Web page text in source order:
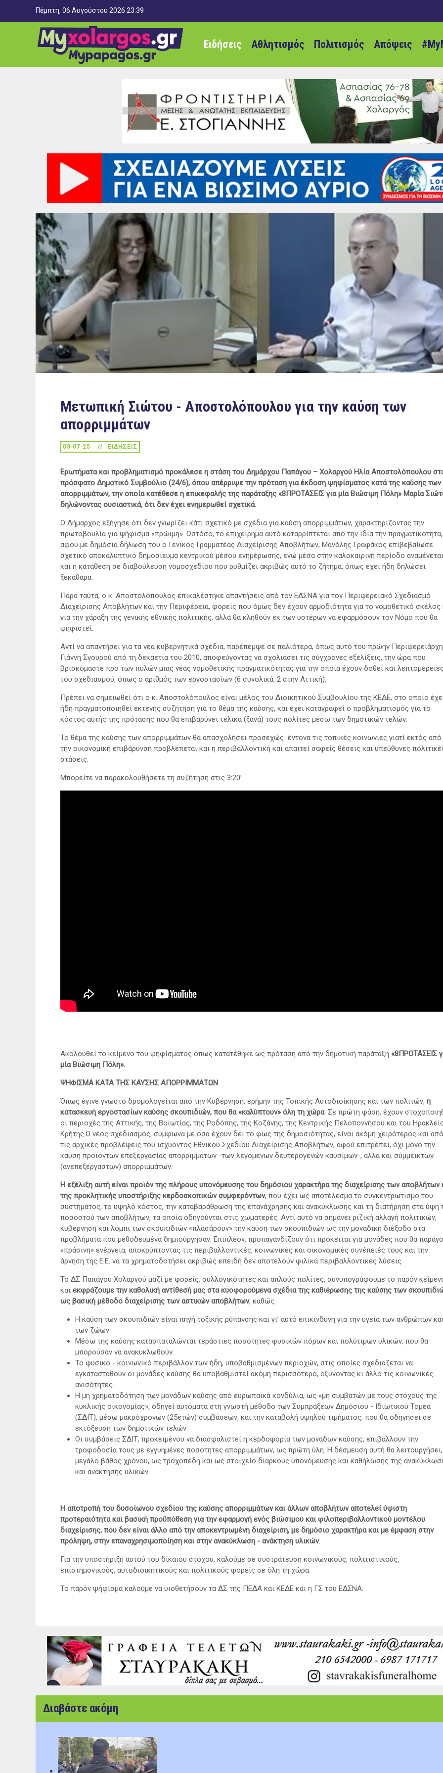
Πέμπτη, 06 Αυγούστου 2026 23:39
Ειδήσεις Αθλητισμός Πολιτισμός Απόψεις
Μετωπική Σιώτου - Αποστολόπουλου για την καύση των
απορριμμάτων
03-07-25 ΕΙΔΉΣΕΙΣ
Ερωτήματα και προβληματισμό προκάλεσε η στάση του Δημάρχου Παπάγου – Χολαργού Ηλία Αποστολόπουλου
πρόσφατο Δημοτικό Συμβούλιο (24/6), όπου απέρριψε την πρόταση για έκδοση ψηφίσματος κατά της καύσης των
απορριμμάτων, την οποία κατέθεσε η επικεφαλής της παράταξης «8ΠΡΟΤΑΣΕΙΣ για μία Βιώσιμη Πόλη» Μαρία
δηλώνοντας ουσιαστικά, ότι δεν έχει ενημερωθεί σχετικά.
Ο Δήμαρχος εξήγησε ότι δεν γνωρίζει κάτι σχετικό με σχέδια για καύση απορριμμάτων, χαρακτηρίζοντας την
πρωτοβουλία για ψήφισμα «πρώιμη». Ωστόσο, το επιχείρημα αυτό καταρρίπτεται από την ίδια την πραγματικότητα,
αφού με δημόσια δήλωση του ο Γενικός Γραμματέας Διαχείρισης Αποβλήτων, Μανόλης Γραφάκος επιβεβαίωσε
σχετικό αποκαλυπτικό δημοσίευμα κεντρικού μέσου ενημέρωσης, ενώ μέσα στην καλοκαιρινή περίοδο αναμένεται
και η κατάθεση σε διαβούλευση νομοσχεδίου που ρυθμίζει ακριβώς αυτό το ζήτημα, όπως έχει ήδη δηλώσει
ξεκάθαρα.
Παρά ταύτα, ο κ. Αποστολόπουλος επικαλέστηκε απαντήσεις από τον ΕΔΣΝΑ για τον Περιφερειακό Σχεδιασμό
Διαχείρισης Αποβλήτων και την Περιφέρεια, φορείς που όμως δεν έχουν αρμοδιότητα για το νομοθετικό σκέλος
για την χάραξη της γενικής εθνικής πολιτικής, αλλά θα κληθούν εκ των υστέρων να εφαρμόσουν τον Νόμο που θα
ψηφιστεί.
Αντί να απαντήσει για τα νέα κυβερνητικά σχέδια, παρέπεμψε σε παλιότερα, όπως αυτό του πρώην Περιφερειάρχη
Γιάννη Σγουρού από τη δεκαετία του 2010, αποφεύγοντας να σχολιάσει τις σύγχρονες εξελίξεις, την ώρα που
βρισκόμαστε προ των πυλών μιας νέας νομοθετικής πραγματικότητας για την οποία έχουν δοθεί και
του σχεδιασμού, όπως ο αριθμός των εργοστασίων (6 συνολικά, 2 στην Αττική).
Πρέπει να σημειωθεί ότι ο κ. Αποστολόπουλος είναι μέλος του Διοικητικού Συμβουλίου της ΚΕΔΕ, στο οποίο
ήδη πραγματοποιηθεί εκτενής συζήτηση για το θέμα της καύσης, και έχει καταγραφεί ο προβληματισμός για το
κόστος αυτής της πρότασης που θα επιβαρύνει τελικά (ξανά) τους πολίτες μέσω των δημοτικών τελών.
Το θέμα της καύσης των απορριμμάτων θα απασχολήσει προσεχώς έντονα τις τοπικές κοινωνίες γιατί εκτός από
την οικονομική επιβάρυνση προβλέπεται και η περιβαλλοντική και απαιτεί σαφείς θέσεις και υπεύθυνες
στάσεις.
Μπορείτε να παρακολουθήσετε τη συζήτηση στις 3:20’
.
Ακολουθεί το κείμενο του ψηφίσματος όπως κατατέθηκε ως πρόταση από την δημοτική παράταξη «8ΠΡΟΤΑΣΕΙΣ
μία Βιώσιμη Πόλη».
ΨΗΦΙΣΜΑ ΚΑΤΑ ΤΗΣ ΚΑΥΣΗΣ ΑΠΟΡΡΙΜΜΑΤΩΝ
Όπως έγινε γνωστό δρομολογείται από την Κυβέρνηση, ερήμην της Τοπικής Αυτοδιοίκησης και των πολιτών, η
κατασκευή εργοστασίων καύσης σκουπιδιών, που θα «καλύπτουν» όλη τη χώρα. Σε πρώτη φάση, έχουν
οι περιοχές της Αττικής, της Βοιωτίας, της Ροδόπης, της Κοζάνης, της Κεντρικής Πελοποννήσου και του
Κρήτης.Ο νέος σχεδιασμός, σύμφωνα με όσα έχουν δει το φως της δημοσιότητας, είναι ακόμη χειρότερος και από
τις αρχικές προβλέψεις του ισχύοντος Εθνικού Σχεδίου Διαχείρισης Αποβλήτων, αφού επιτρέπει, όχι μόνο την
καύση προϊόντων επεξεργασίας απορριμμάτων -των λεγόμενων δευτερογενών καυσίμων-, αλλά και σύμμεικτων
(ανεπεξέργαστων) απορριμμάτων.
Η εξέλιξη αυτή είναι προϊόν της πλήρους υπονόμευσης του δημόσιου χαρακτήρα της διαχείρισης των αποβλήτων
της προκλητικής υποστήριξης κερδοσκοπικών συμφερόντων, που έχει ως αποτέλεσμα το συγκεντρωτισμό του
συστήματος, το υψηλό κόστος, την καταβαράθρωση της επανάχρησης και ανακύκλωσης και τη διατήρηση στα ύψη
ποσοστού των αποβλήτων, τα οποία οδηγούνται στις χωματερές. Αντί αυτό να σημάνει ριζική αλλαγή πολιτικών,
κυβέρνηση και λόμπι των σκουπιδιών «πλασάρουν» την καύση των σκουπιδιών ως την μοναδική διέξοδο στα
προβλήματα που μεθοδευμένα δημιούργησαν. Επιπλέον, προπαγανδίζουν ότι πρόκειται για μονάδες που θα
«πράσινη» ενέργεια, αποκρύπτοντας τις περιβαλλοντικές, κοινωνικές και οικονομικές συνέπειές τους και την
άρνηση της Ε.Ε. να τα χρηματοδοτήσει ακριβώς επειδή δεν αποτελούν φιλικά περιβαλλοντικές λύσεις.
Το ΔΣ Παπάγου Χολαργού μαζί με φορείς, συλλογικότητες και απλούς πολίτες, συνυπογράφουμε το παρόν
και εκφράζουμε την καθολική αντίθεσή μας στα κυοφορούμενα σχέδια της καθιέρωσης της καύσης των
ως βασική μέθοδο διαχείρισης των αστικών αποβλήτων, καθώς:
Η καύση των σκουπιδιών είναι πηγή τοξικής ρύπανσης και γι’ αυτό επικίνδυνη για την υγεία των ανθρώπων
των ζώων.
Μέσω της καύσης κατασπαταλώνται τεράστιες ποσότητες φυσικών πόρων και πολύτιμων υλικών, που θα
μπορούσαν να ανακυκλωθούν.
Το φυσικό - κοινωνικό περιβάλλον των ήδη, υποβαθμισμένων περιοχών, στις οποίες σχεδιάζεται να
εγκατασταθούν οι μονάδες καύσης θα υποβαθμιστεί ακόμη περισσότερο, οξύνοντας κι άλλο τις κοινωνικές
ανισότητες.
Η μη χρηματοδότηση των μονάδων καύσης από ευρωπαϊκά κονδύλια, ως «μη συμβατών με τους στόχους της
κυκλικής οικονομίας», οδηγεί αυτόματα στη γνωστή μέθοδο των Συμπράξεων Δημόσιου - Ιδιωτικού Τομέα
(ΣΔΙΤ), μέσω μακρόχρονων (25ετών) συμβάσεων, και την καταβολή υψηλού τιμήματος, που θα οδηγήσει σε
εκτόξευση των δημοτικών τελών.
Οι συμβάσεις ΣΔΙΤ, προκειμένου να διασφαλιστεί η κερδοφορία των μονάδων καύσης, επιβάλλουν την
τροφοδοσία τους με εγγυημένες ποσότητες απορριμμάτων, ως πρώτη ύλη. Η δέσμευση αυτή θα
μεγάλο βάθος χρόνου, ως τροχοπέδη και ως στοιχείο διαρκούς υπονόμευσης και καθήλωσης της
και ανάκτησης υλικών.
Η αποτροπή του δυσοίωνου σχεδίου της καύσης απορριμμάτων και άλλων αποβλήτων αποτελεί ύψιστη
προτεραιότητα και βασική προϋπόθεση για την εφαρμογή ενός βιώσιμου και φιλοπεριβαλλοντικού μοντέλου
διαχείρισης, που δεν είναι άλλο από την αποκεντρωμένη διαχείριση, με δημόσιο χαρακτήρα και με έμφαση στην
πρόληψη, στην επαναχρησιμοποίηση και στην ανακύκλωση - ανάκτηση υλικών.
Για την υποστήριξη αυτού του δίκαιου στόχου, καλούμε σε συστράτευση κοινωνικούς, πολιτιστικούς,
επιστημονικούς, αυτοδιοικητικούς και πολιτικούς φορείς σε όλη τη χώρα.
Το παρόν ψήφισμα καλούμε να υιοθετήσουν τα ΔΣ της ΠΕΔΑ και ΚΕΔΕ και η ΓΣ του ΕΔΣΝΑ.
Διαβάστε ακόμη